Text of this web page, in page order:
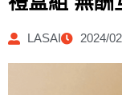
LASAI 2024/